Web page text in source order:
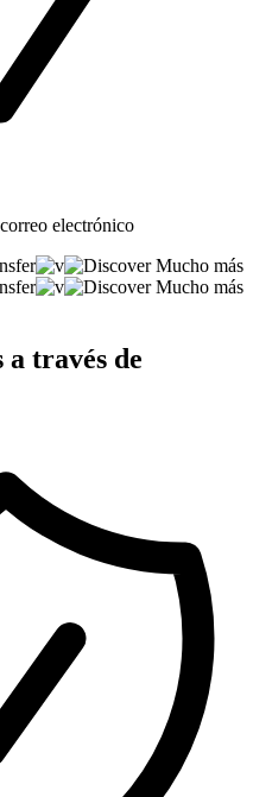
electrónico
Mucho más
Mucho más
través de